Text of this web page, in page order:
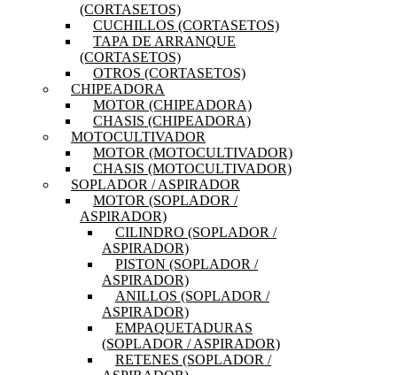
(CORTASETOS)
CUCHILLOS (CORTASETOS)
TAPA DE ARRANQUE
(CORTASETOS)
OTROS (CORTASETOS)
CHIPEADORA
MOTOR (CHIPEADORA)
CHASIS (CHIPEADORA)
MOTOCULTIVADOR
MOTOR (MOTOCULTIVADOR)
CHASIS (MOTOCULTIVADOR)
SOPLADOR / ASPIRADOR
MOTOR (SOPLADOR /
ASPIRADOR)
CILINDRO (SOPLADOR /
ASPIRADOR)
PISTON (SOPLADOR /
ASPIRADOR)
ANILLOS (SOPLADOR /
ASPIRADOR)
EMPAQUETADURAS
(SOPLADOR / ASPIRADOR)
RETENES (SOPLADOR /